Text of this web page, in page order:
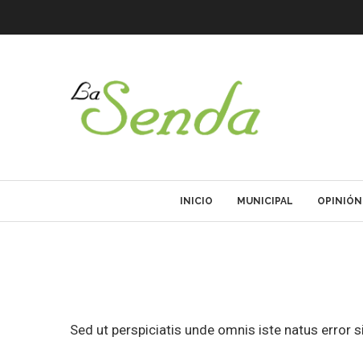
INICIO MUNICIPAL OPINIÓN
Sed ut perspiciatis unde omnis iste natus error